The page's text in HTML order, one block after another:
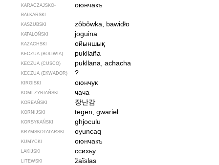
KARACZAJSKO-
BAŁKARSKI
оюнчакъ
KASZUBSKI zôbôwka, bawidło
KATALOŃSKI joguina
KAZACHSKI ойыншық
KECZUA (BOLIWIA) pukllaña
KECZUA (CUSCO) pukllana, achacha
KECZUA (EKWADOR) ?
KIRGISKI оюнчук
KOMI-ZYRIAŃSKI чача
KOREAŃSKI 장난감
KORNIJSKI tegen, gwariel
KORSYKAŃSKI ghjoculu
KRYMSKOTATARSKI oyuncaq
KUMYCKI оюнчакъ
LAKIJSKI ссихьу
LITEWSKI žaĩslas